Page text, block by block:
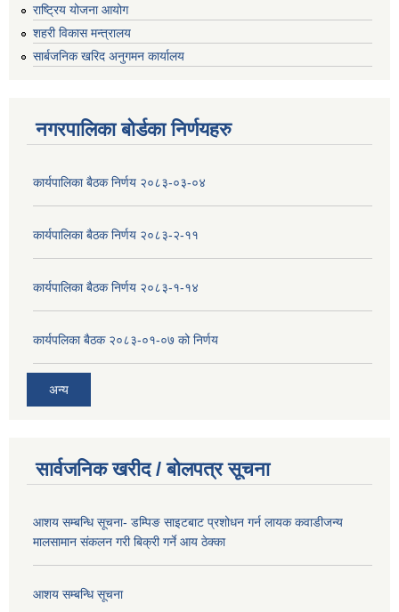
राष्ट्रिय योजना आयोग
शहरी विकास मन्त्रालय
सार्बजनिक खरिद अनुगमन कार्यालय
नगरपालिका बोर्डका निर्णयहरु
कार्यपालिका बैठक निर्णय २०८३-०३-०४
कार्यपालिका बैठक निर्णय २०८३-२-११
कार्यपालिका बैठक निर्णय २०८३-१-१४
कार्यपलिका बैठक २०८३-०१-०७ को निर्णय
अन्य
सार्वजनिक खरीद / बोलपत्र सूचना
आशय सम्बन्धि सूचना- डम्पिङ साइटबाट प्रशोधन गर्न लायक कवाडीजन्य
मालसामान संकलन गरी बिक्री गर्ने आय ठेक्का
आशय सम्बन्धि सूचना